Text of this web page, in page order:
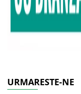
URMARESTE-NE